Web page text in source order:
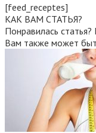
[feed_receptes]
КАК ВАМ СТАТЬЯ?
Понравилась
Вам также может